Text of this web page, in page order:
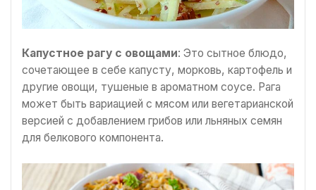
Капустное рагу с овощами: Это сытное блюдо,
сочетающее в себе капусту, морковь, картофель и
другие овощи, тушеные в ароматном соусе. Рага
может быть вариацией с мясом или вегетарианской
версией с добавлением грибов или льняных семян
для белкового компонента.